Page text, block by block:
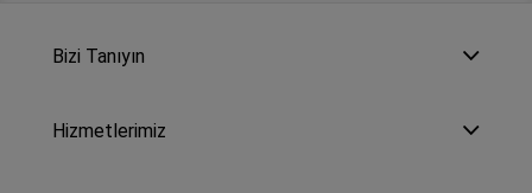
Bizi Tanıyın
Hizmetlerimiz